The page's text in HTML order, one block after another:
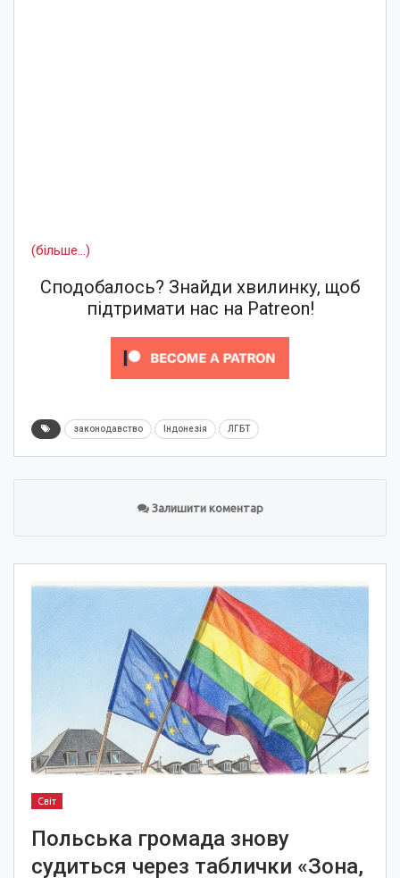
(більше…)
Сподобалось? Знайди хвилинку, щоб
підтримати нас на Patreon!
законодавство Індонезія ЛГБТ
Залишити коментар
Світ
Польська громада знову
судиться через таблички «Зона,